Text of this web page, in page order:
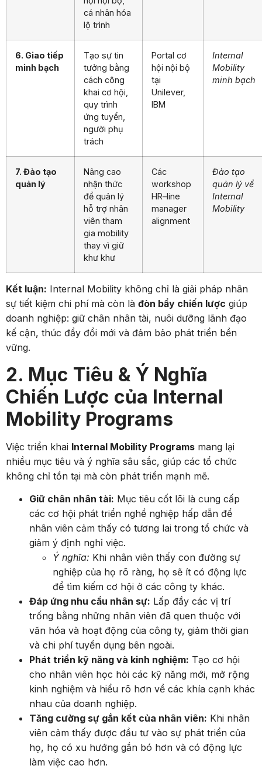
cá nhân hóa
lộ trình
6. Giao tiếp
minh bạch
Tạo sự tin
tưởng bằng
cách công
khai cơ hội,
quy trình
ứng tuyển,
người phụ
trách
Portal cơ
hội nội bộ
tại
Unilever,
IBM
Internal
Mobility
minh bạch
7. Đào tạo
quản lý
Nâng cao
nhận thức
để quản lý
hỗ trợ nhân
viên tham
gia mobility
thay vì giữ
khư khư
Các
workshop
HR–line
manager
alignment
Đào tạo
quản lý về
Internal
Mobility
Kết luận: Internal Mobility không chỉ là giải pháp nhân
sự tiết kiệm chi phí mà còn là đòn bẩy chiến lược giúp
doanh nghiệp: giữ chân nhân tài, nuôi dưỡng lãnh đạo
kế cận, thúc đẩy đổi mới và đảm bảo phát triển bền
vững.
2. Mục Tiêu & Ý Nghĩa
Chiến Lược của Internal
Mobility Programs
Việc triển khai Internal Mobility Programs mang lại
nhiều mục tiêu và ý nghĩa sâu sắc, giúp các tổ chức
không chỉ tồn tại mà còn phát triển mạnh mẽ.
Giữ chân nhân tài: Mục tiêu cốt lõi là cung cấp
các cơ hội phát triển nghề nghiệp hấp dẫn để
nhân viên cảm thấy có tương lai trong tổ chức và
giảm ý định nghỉ việc.
Ý nghĩa: Khi nhân viên thấy con đường sự
nghiệp của họ rõ ràng, họ sẽ ít có động lực
để tìm kiếm cơ hội ở các công ty khác.
Đáp ứng nhu cầu nhân sự: Lấp đầy các vị trí
trống bằng những nhân viên đã quen thuộc với
văn hóa và hoạt động của công ty, giảm thời gian
và chi phí tuyển dụng bên ngoài.
Phát triển kỹ năng và kinh nghiệm: Tạo cơ hội
cho nhân viên học hỏi các kỹ năng mới, mở rộng
kinh nghiệm và hiểu rõ hơn về các khía cạnh khác
nhau của doanh nghiệp.
Tăng cường sự gắn kết của nhân viên: Khi nhân
viên cảm thấy được đầu tư vào sự phát triển của
họ, họ có xu hướng gắn bó hơn và có động lực
làm việc cao hơn.